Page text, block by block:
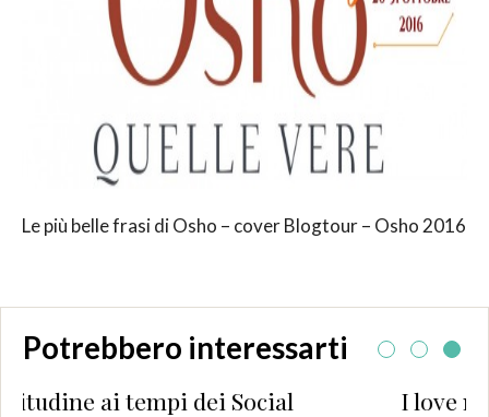
Le più belle frasi di Osho – cover Blogtour – Osho 2016
Potrebbero interessarti
dei Social I love muffin!